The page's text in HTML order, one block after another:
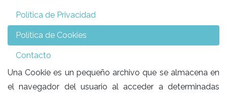
Política de Privacidad
Política de Cookies
Contacto
Una Cookie es un pequeño archivo que se almacena en
el navegador del usuario al acceder a determinadas